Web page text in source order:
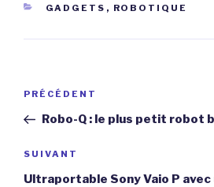
CATÉGORIES
GADGETS , ROBOTIQUE
Navigation
l’article
Article
précédent
PRÉCÉDENT
Robo-Q : le plus petit robot
Article
suivant
SUIVANT
Ultraportable Sony Vaio P